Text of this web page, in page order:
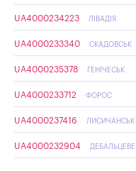
UA4000234223 ЛІВАДІЯ
UA4000233340 СКАДОВСЬК
UA4000235378 ГЕНІЧЕСЬК
UA4000233712 ФОРОС
UA4000237416 ЛИСИЧАНСЬК
UA4000232904 ДЕБАЛЬЦЕВЕ